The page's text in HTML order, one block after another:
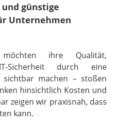
günstige
Unternehmen
ihre Qualität,
Sicherheit durch eine
sichtbar machen – stoßen
hinsichtlich Kosten und
zeigen wir praxisnah, dass
kann.